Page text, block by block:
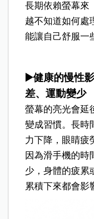
長期依賴螢幕來
越不知道如何處
能讓自己舒服一
▶️健康的慢性
差、運動變少
螢幕的亮光會延
變成習慣。長時
力下降，眼睛疲
因為滑手機的時
少，身體的疲累
累積下來都會影